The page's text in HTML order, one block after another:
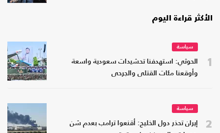
الأكثر قراءة اليوم
1
سياسة
الحوثي: استهدفنا تحشيدات سعودية واسعة
وأوقعنا مئات القتلى والجرحى
2
سياسة
إيران تحذر دول الخليج: أقنعوا ترامب بعدم شن